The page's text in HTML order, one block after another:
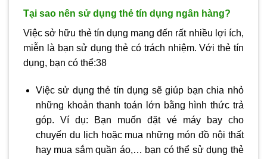
Tại sao nên sử dụng thẻ tín dụng ngân hàng?
Việc sở hữu thẻ tín dụng mang đến rất nhiều lợi ích,
miễn là bạn sử dụng thẻ có trách nhiệm. Với thẻ tín
dụng, bạn có thể:38
Việc sử dụng thẻ tín dụng sẽ giúp bạn chia nhỏ
những khoản thanh toán lớn bằng hình thức trả
góp. Ví dụ: Bạn muốn đặt vé máy bay cho
chuyến du lịch hoặc mua những món đồ nội thất
hay mua sắm quần áo,… bạn có thể sử dụng thẻ